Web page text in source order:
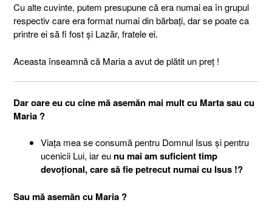
Cu alte cuvinte, putem presupune că era numai ea în grupul
respectiv care era format numai din bărbați, dar se poate ca
printre ei să fi fost și Lazăr, fratele ei.
Aceasta înseamnă că Maria a avut de plătit un preț !
Dar oare eu cu cine mă asemăn mai mult cu Marta sau cu
Maria ?
Viața mea se consumă pentru Domnul Isus și pentru
ucenicii Lui, iar eu nu mai am suficient timp
devoțional, care să fie petrecut numai cu Isus !?
Sau mă asemăn cu Maria ?